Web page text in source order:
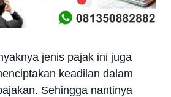
jenis pajak ini juga
keadilan dalam
Sehingga nantinya